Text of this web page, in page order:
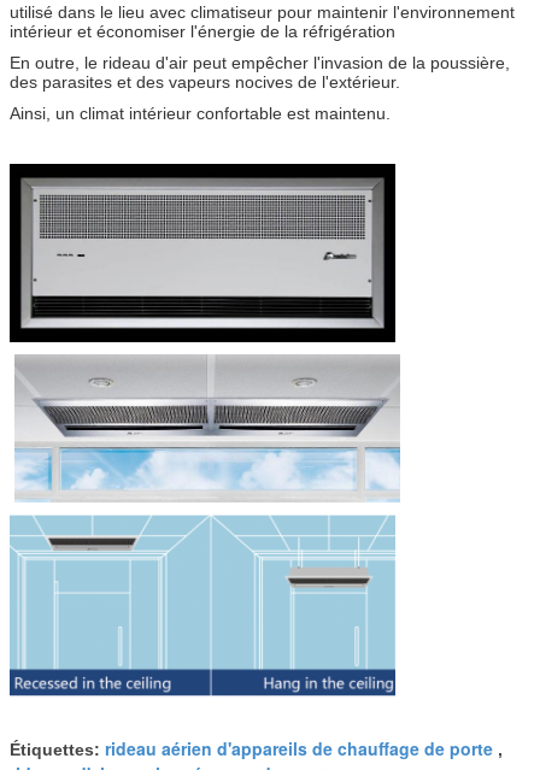
utilisé dans le lieu avec climatiseur pour maintenir l'environnement
intérieur et économiser l'énergie de la réfrigération
En outre, le rideau d'air peut empêcher l'invasion de la poussière,
des parasites et des vapeurs nocives de l'extérieur.
Ainsi, un climat intérieur confortable est maintenu.
Étiquettes: rideau aérien d'appareils de chauffage de porte ,